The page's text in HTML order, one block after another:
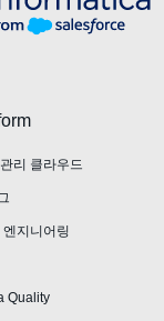
리 클라우드
지니어링
Quality